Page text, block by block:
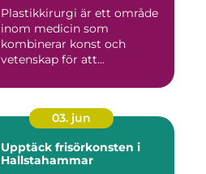
Plastikkirurgi är ett område
inom medicin som
kombinerar konst och
vetenskap för att...
03. jun
Upptäck frisörkonsten i
Hallstahammar